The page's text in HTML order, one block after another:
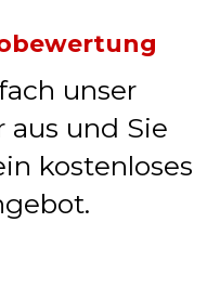
unser
aus und Sie
kostenloses